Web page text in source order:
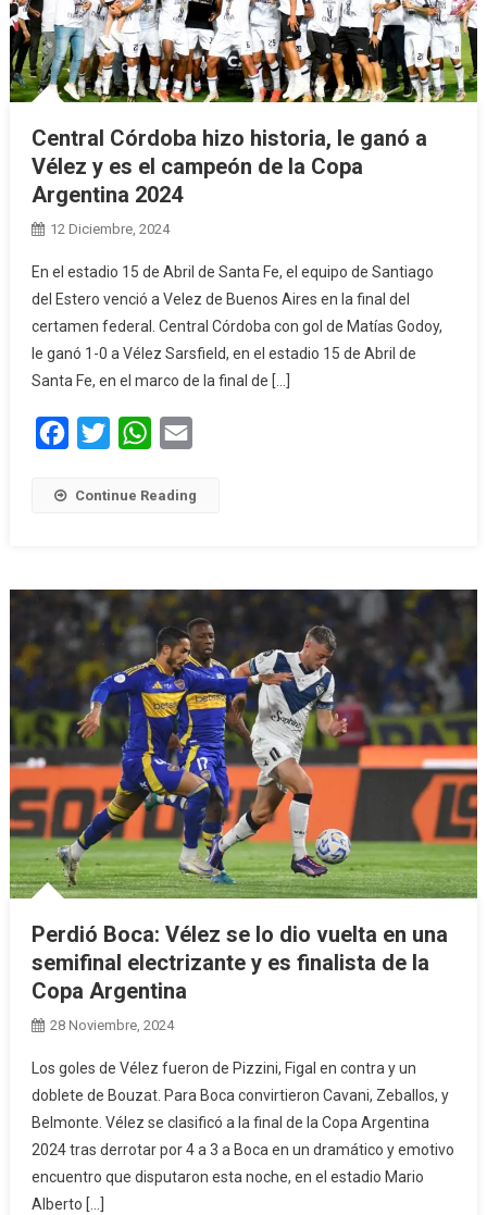
Central Córdoba hizo historia, le ganó a
Vélez y es el campeón de la Copa
Argentina 2024
12 Diciembre, 2024
En el estadio 15 de Abril de Santa Fe, el equipo de Santiago
del Estero venció a Velez de Buenos Aires en la final del
certamen federal. Central Córdoba con gol de Matías Godoy,
le ganó 1-0 a Vélez Sarsfield, en el estadio 15 de Abril de
Santa Fe, en el marco de la final de […]
Facebook
Twitter WhatsApp
Continue Reading
Perdió Boca: Vélez se lo dio vuelta en una
semifinal electrizante y es finalista de la
Copa Argentina
28 Noviembre, 2024
Los goles de Vélez fueron de Pizzini, Figal en contra y un
doblete de Bouzat. Para Boca convirtieron Cavani, Zeballos, y
Belmonte. Vélez se clasificó a la final de la Copa Argentina
2024 tras derrotar por 4 a 3 a Boca en un dramático y emotivo
encuentro que disputaron esta noche, en el estadio Mario
Alberto […]